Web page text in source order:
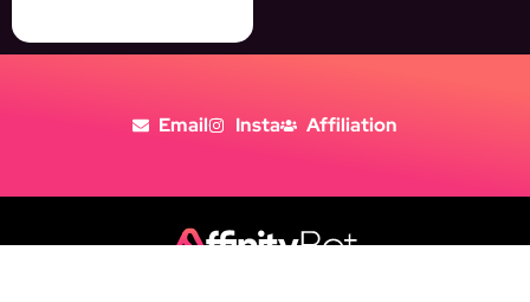
Email Insta Affiliation